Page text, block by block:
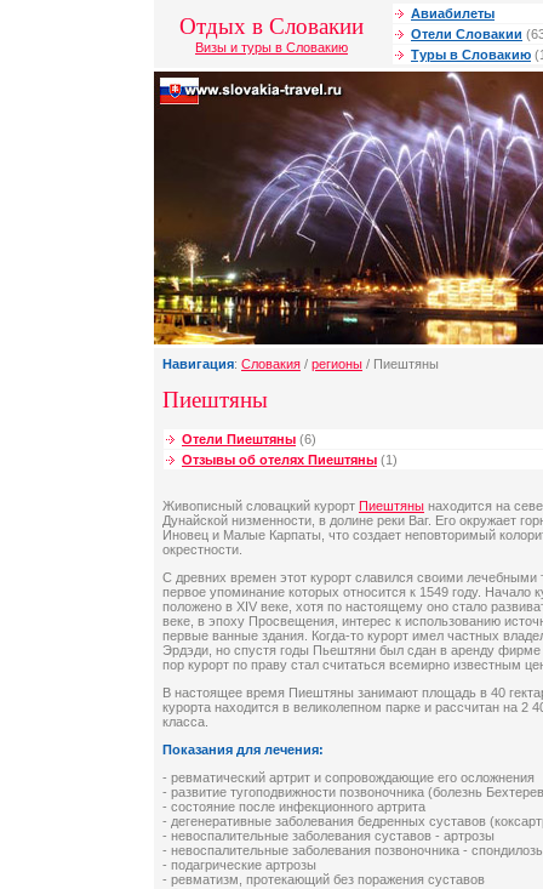
Отдых в Словакии
Визы и туры в Словакию
Авиабилеты
Отели Словакии
Туры в Словакию
Навигация: Словакия / регионы / Пиештяны
Пиештяны
Отели Пиештяны (6)
Отзывы об отелях Пиештяны (1)
Живописный словацкий курорт Пиештяны находится на
Дунайской низменности, в долине реки Ваг. Его окружает
Иновец и Малые Карпаты, что создает неповторимый
окрестности.
С древних времен этот курорт славился своими
первое упоминание которых относится к 1549 году. Начало
положено в XIV веке, хотя по настоящему оно стало
веке, в эпоху Просвещения, интерес к использованию
первые ванные здания. Когда-то курорт имел частных
Эрдэди, но спустя годы Пьештяни был сдан в аренду фирме
пор курорт по праву стал считаться всемирно известным
В настоящее время Пиештяны занимают площадь в 40
курорта находится в великолепном парке и рассчитан на 2
класса.
Показания для лечения:
- ревматический артрит и сопровождающие его осложнения
- развитие тугоподвижности позвоночника (болезнь
- состояние после инфекционного артрита
- дегенеративные заболевания бедренных суставов
- невоспалительные заболевания суставов - артрозы
- невоспалительные заболевания позвоночника -
- подагрические артрозы
- ревматизм, протекающий без поражения суставов